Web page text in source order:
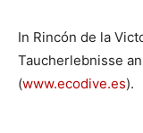
In Rincón de la
Taucherlebnisse
(www.ecodive.es).